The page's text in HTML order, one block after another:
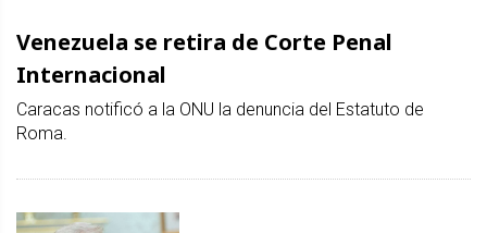
Venezuela se retira de Corte Penal
Internacional
Caracas notificó a la ONU la denuncia del Estatuto de
Roma.